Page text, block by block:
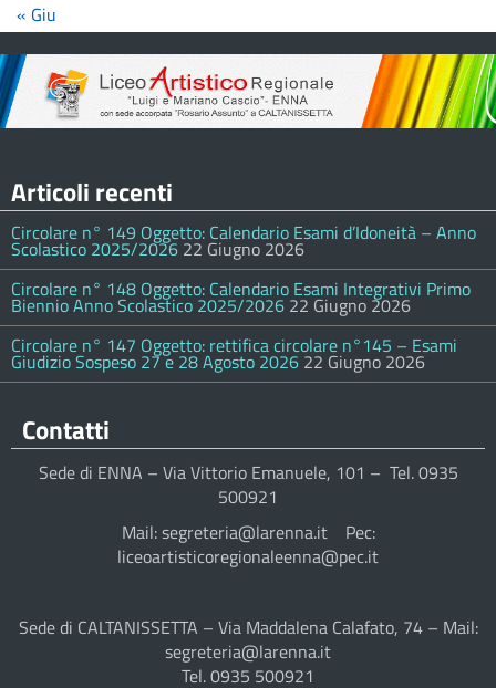
« Giu
Articoli recenti
Circolare n° 149 Oggetto: Calendario Esami d’Idoneità – Anno
Scolastico 2025/2026 22 Giugno 2026
Circolare n° 148 Oggetto: Calendario Esami Integrativi Primo
Biennio Anno Scolastico 2025/2026 22 Giugno 2026
Circolare n° 147 Oggetto: rettifica circolare n°145 – Esami
Giudizio Sospeso 27 e 28 Agosto 2026 22 Giugno 2026
Contatti
Sede di ENNA – Via Vittorio Emanuele, 101 – Tel. 0935
500921
Mail: segreteria@larenna.it Pec:
liceoartisticoregionaleenna@pec.it
Sede di CALTANISSETTA – Via Maddalena Calafato, 74 – Mail:
segreteria@larenna.it
Tel. 0935 500921